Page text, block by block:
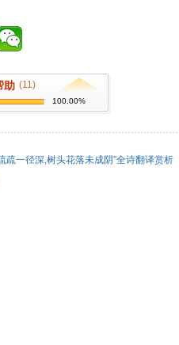
助 (11)
100.00%
疏一径深,树头花落未成阴”全诗翻译赏析